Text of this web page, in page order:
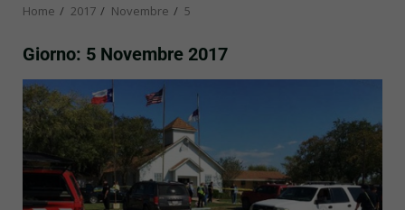
Home 2017 Novembre 5
Giorno: 5 Novembre 2017